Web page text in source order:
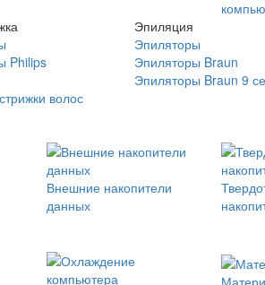
Philips
волос
Эпиляция
Эпиляторы
Эпиляторы Braun
Эпиляторы Braun 9
Внешние накопители
данных